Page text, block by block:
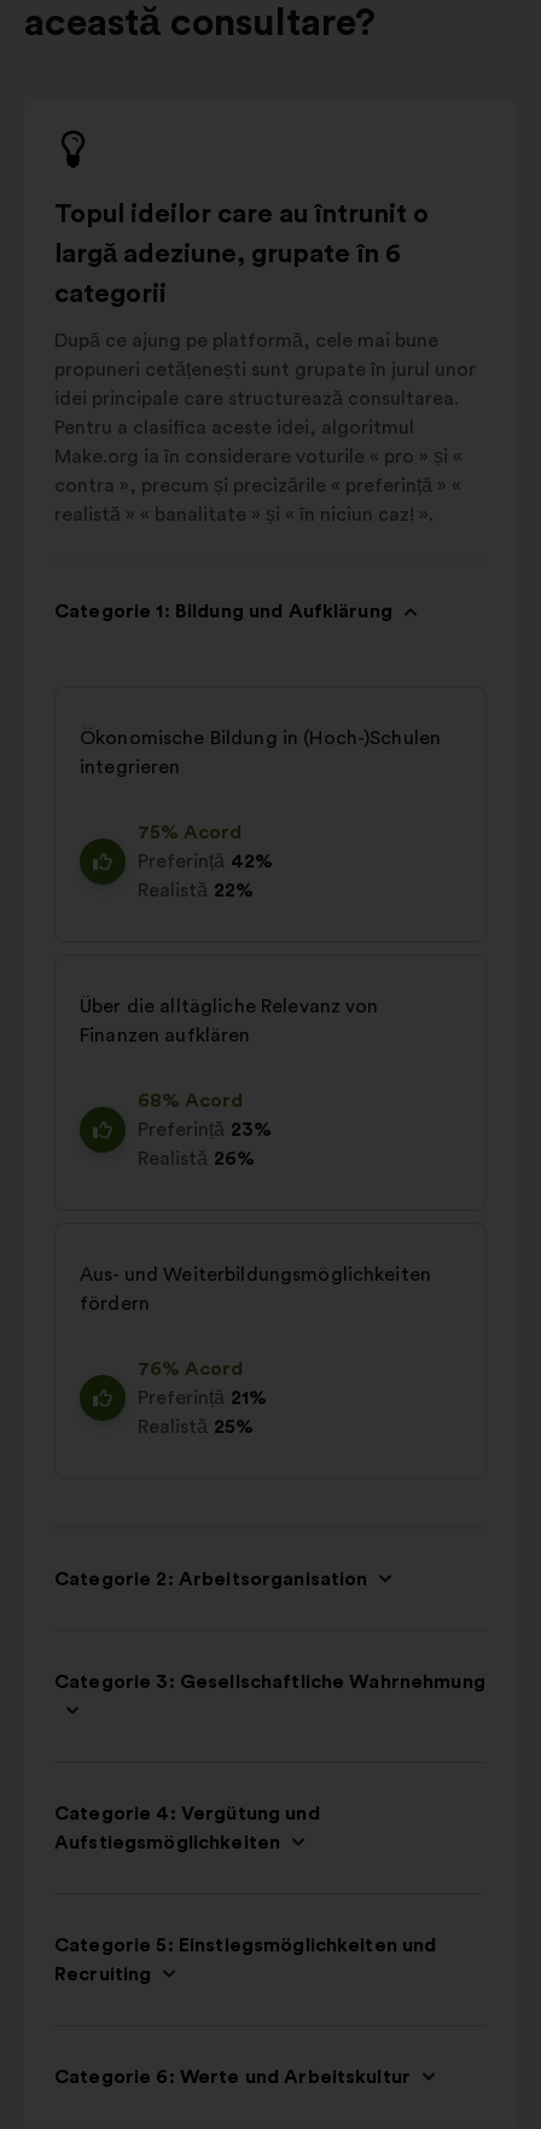
această consultare?
Topul ideilor care au întrunit o
largă adeziune, grupate în 6
categorii
După ce ajung pe platformă, cele mai bune
propuneri cetățenești sunt grupate în jurul unor
idei principale care structurează consultarea.
Pentru a clasifica aceste idei, algoritmul
Make.org ia în considerare voturile « pro » și «
contra », precum și precizările « preferință » «
realistă » « banalitate » și « în niciun caz! ».
Categorie 1: Bildung und Aufklärung
Ökonomische Bildung in (Hoch-)Schulen
integrieren
75% Acord
Preferință 42%
Realistă 22%
Über die alltägliche Relevanz von
Finanzen aufklären
68% Acord
Preferință 23%
Realistă 26%
Aus- und Weiterbildungsmöglichkeiten
fördern
76% Acord
Preferință 21%
Realistă 25%
Categorie 2: Arbeitsorganisation
Categorie 3: Gesellschaftliche Wahrnehmung
Categorie 4: Vergütung und
Aufstiegsmöglichkeiten
Categorie 5: Einstiegsmöglichkeiten und
Recruiting
Categorie 6: Werte und Arbeitskultur